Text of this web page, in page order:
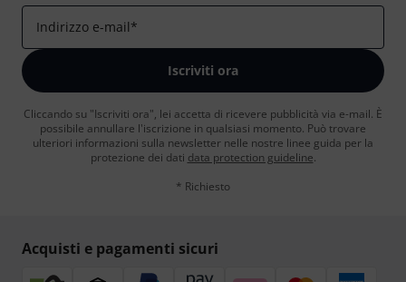
Indirizzo e-mail*
Iscriviti ora
Cliccando su "Iscriviti ora", lei accetta di ricevere pubblicità via e-mail. È
possibile annullare l'iscrizione in qualsiasi momento. Può trovare
ulteriori informazioni sulla newsletter nelle nostre linee guida per la
protezione dei dati data protection guideline.
* Richiesto
Acquisti e pagamenti sicuri